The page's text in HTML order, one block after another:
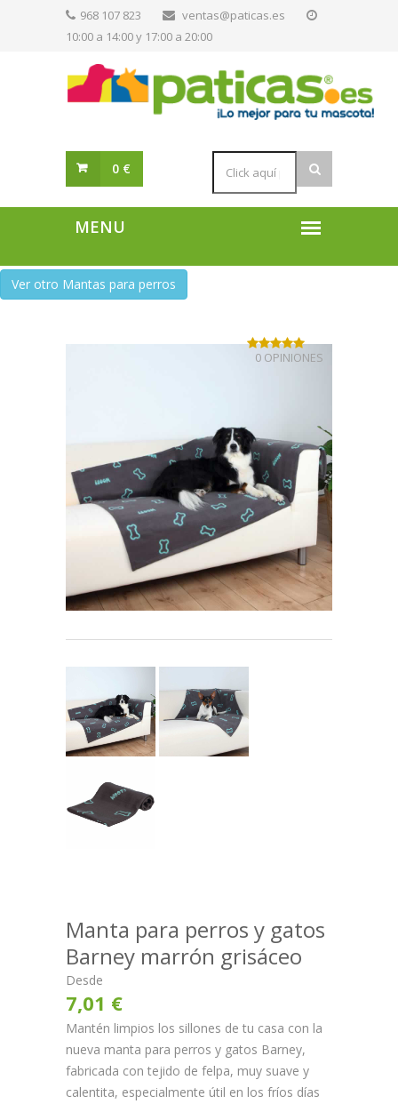
968 107 823
ventas@paticas.es
10:00 a 14:00 y 17:00 a 20:00
0 €
Ver otro Mantas para perros
Manta para perros y gatos
Barney marrón grisáceo
Desde
7,01 €
0 OPINIONES
Mantén limpios los sillones de tu casa con la
nueva manta para perros y gatos Barney,
fabricada con tejido de felpa, muy suave y
calentita, especialmente útil en los fríos días